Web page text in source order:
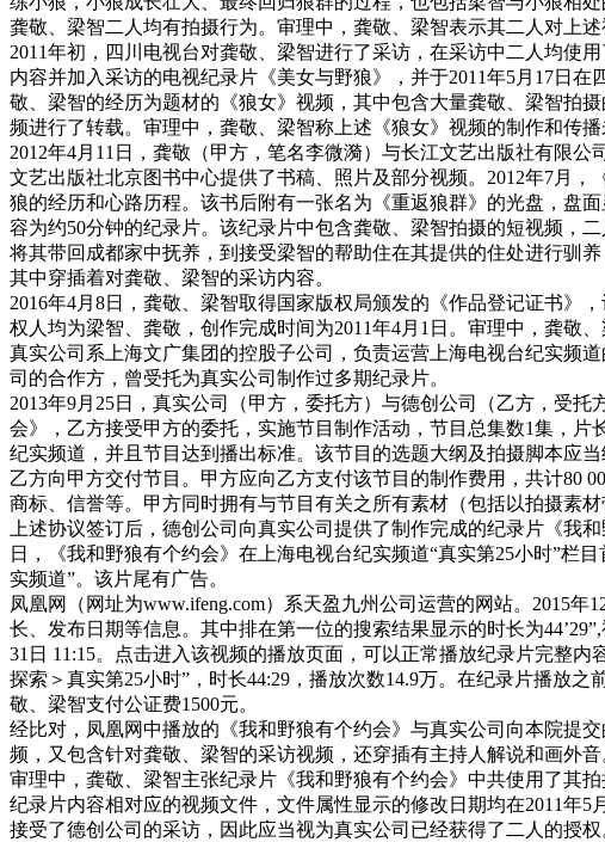
龚敬、梁智二人均有拍摄行为。审理中，龚敬、梁智表示其二人对上
2011年初，四川电视台对龚敬、梁智进行了采访，在采访中二人均使
内容并加入采访的电视纪录片《美女与野狼》，并于2011年5月17日在
敬、梁智的经历为题材的《狼女》视频，其中包含大量龚敬、梁智拍
频进行了转载。审理中，龚敬、梁智称上述《狼女》视频的制作和传播
2012年4月11日，龚敬（甲方，笔名李微漪）与长江文艺出版社有限
文艺出版社北京图书中心提供了书稿、照片及部分视频。2012年7月
狼的经历和心路历程。该书后附有一张名为《重返狼群》的光盘，盘
容为约50分钟的纪录片。该纪录片中包含龚敬、梁智拍摄的短视频，
将其带回成都家中抚养，到接受梁智的帮助住在其提供的住处进行驯
其中穿插着对龚敬、梁智的采访内容。
2016年4月8日，龚敬、梁智取得国家版权局颁发的《作品登记证书》
权人均为梁智、龚敬，创作完成时间为2011年4月1日。审理中，龚敬
真实公司系上海文广集团的控股子公司，负责运营上海电视台纪实频
司的合作方，曾受托为真实公司制作过多期纪录片。
2013年9月25日，真实公司（甲方，委托方）与德创公司（乙方，受
会》，乙方接受甲方的委托，实施节目制作活动，节目总集数1集，片
纪实频道，并且节目达到播出标准。该节目的选题大纲及拍摄脚本应
乙方向甲方交付节目。甲方应向乙方支付该节目的制作费用，共计80
商标、信誉等。甲方同时拥有与节目有关之所有素材（包括以拍摄素
上述协议签订后，德创公司向真实公司提供了制作完成的纪录片《我
日，《我和野狼有个约会》在上海电视台纪实频道“真实第25小时”栏
实频道”。该片尾有广告。
凤凰网（网址为www.ifeng.com）系天盈九州公司运营的网站。2015
长、发布日期等信息。其中排在第一位的搜索结果显示的时长为
31日 11:15。点击进入该视频的播放页面，可以正常播放纪录片完整
探索＞真实第25小时”，时长44:29，播放次数14.9万。在纪录片播放
敬、梁智支付公证费1500元。
经比对，凤凰网中播放的《我和野狼有个约会》与真实公司向本院提
频，又包含针对龚敬、梁智的采访视频，还穿插有主持人解说和画外音
审理中，龚敬、梁智主张纪录片《我和野狼有个约会》中共使用了其
纪录片内容相对应的视频文件，文件属性显示的修改日期均在2011年
接受了德创公司的采访，因此应当视为真实公司已经获得了二人的授